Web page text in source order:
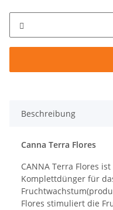
Beschreibung
Canna Terra Flores
CANNA Terra Flores
Komplettdünger für
Flores stimuliert die